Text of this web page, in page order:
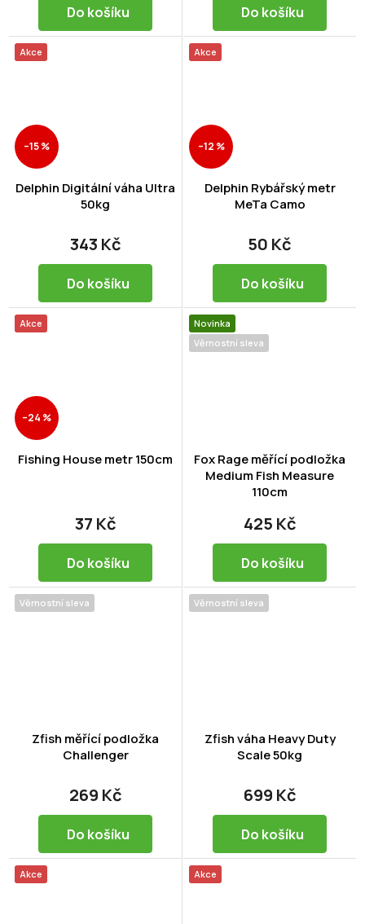
Do košíku Do košíku
Akce
–15 %
Delphin Digitální váha Ultra
50kg
343 Kč
Do košíku
Akce
–12 %
Delphin Rybářský metr
MeTa Camo
50 Kč
Do košíku
Akce
–24 %
Fishing House metr 150cm
37 Kč
Do košíku
Novinka
Věrnostní sleva
Fox Rage měřící podložka
Medium Fish Measure
110cm
425 Kč
Do košíku
Věrnostní sleva
Zfish měřící podložka
Challenger
269 Kč
Do košíku
Věrnostní sleva
Zfish váha Heavy Duty
Scale 50kg
699 Kč
Do košíku
Akce Akce